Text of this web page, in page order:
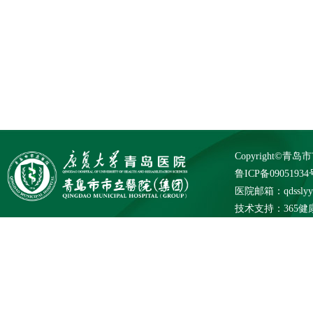
Copyright©青岛
鲁ICP备09051934
医院邮箱：
技术支持： 365健